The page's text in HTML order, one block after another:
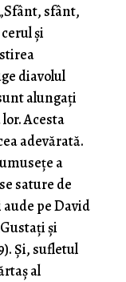
sfânt,
şi
diavolul
alungaţi
Acesta
adevărată.
a
sature de
pe David
şi
Şi, sufletul
al